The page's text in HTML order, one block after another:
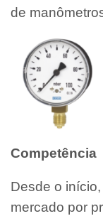
de
Competência
Desde o
mercado por